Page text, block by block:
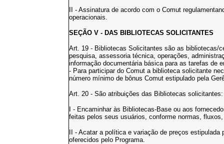
II - Assinatura de acordo com o Comut
operacionais.
SEÇÃO V - DAS BIBLIOTECAS SOLICITANTES
Art. 19 - Bibliotecas Solicitantes são as bibliotecas/
pesquisa, assessoria técnica, operações,
informação documentária básica para as tarefas de
- Para participar do Comut a biblioteca solicitante
número mínimo de bônus Comut estipulado pela
Art. 20 - São atribuições das Bibliotecas solicitantes:
I - Encaminhar às Bibliotecas-Base ou aos
feitas pelos seus usuários, conforme normas,
II - Acatar a política e variação de preços
oferecidos pelo Programa.